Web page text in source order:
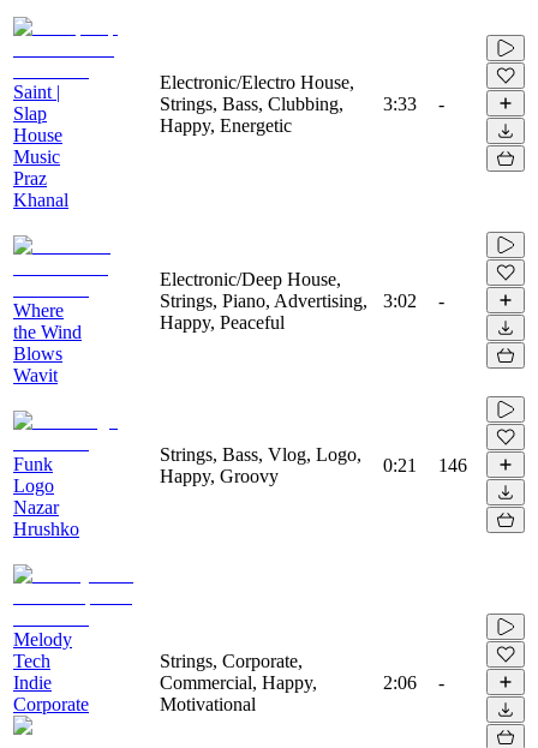
Saint |
Slap
House
Music
Praz
Khanal
Electronic/Electro House,
Strings, Bass, Clubbing,
Happy, Energetic
3:33 -
Where
the Wind
Blows
Wavit
Electronic/Deep House,
Strings, Piano, Advertising,
Happy, Peaceful
3:02 -
Funk
Logo
Nazar
Hrushko
Strings, Bass, Vlog, Logo,
Happy, Groovy
0:21 146
Melody
Tech
Indie
Corporate
Strings, Corporate,
Commercial, Happy,
Motivational
2:06 -